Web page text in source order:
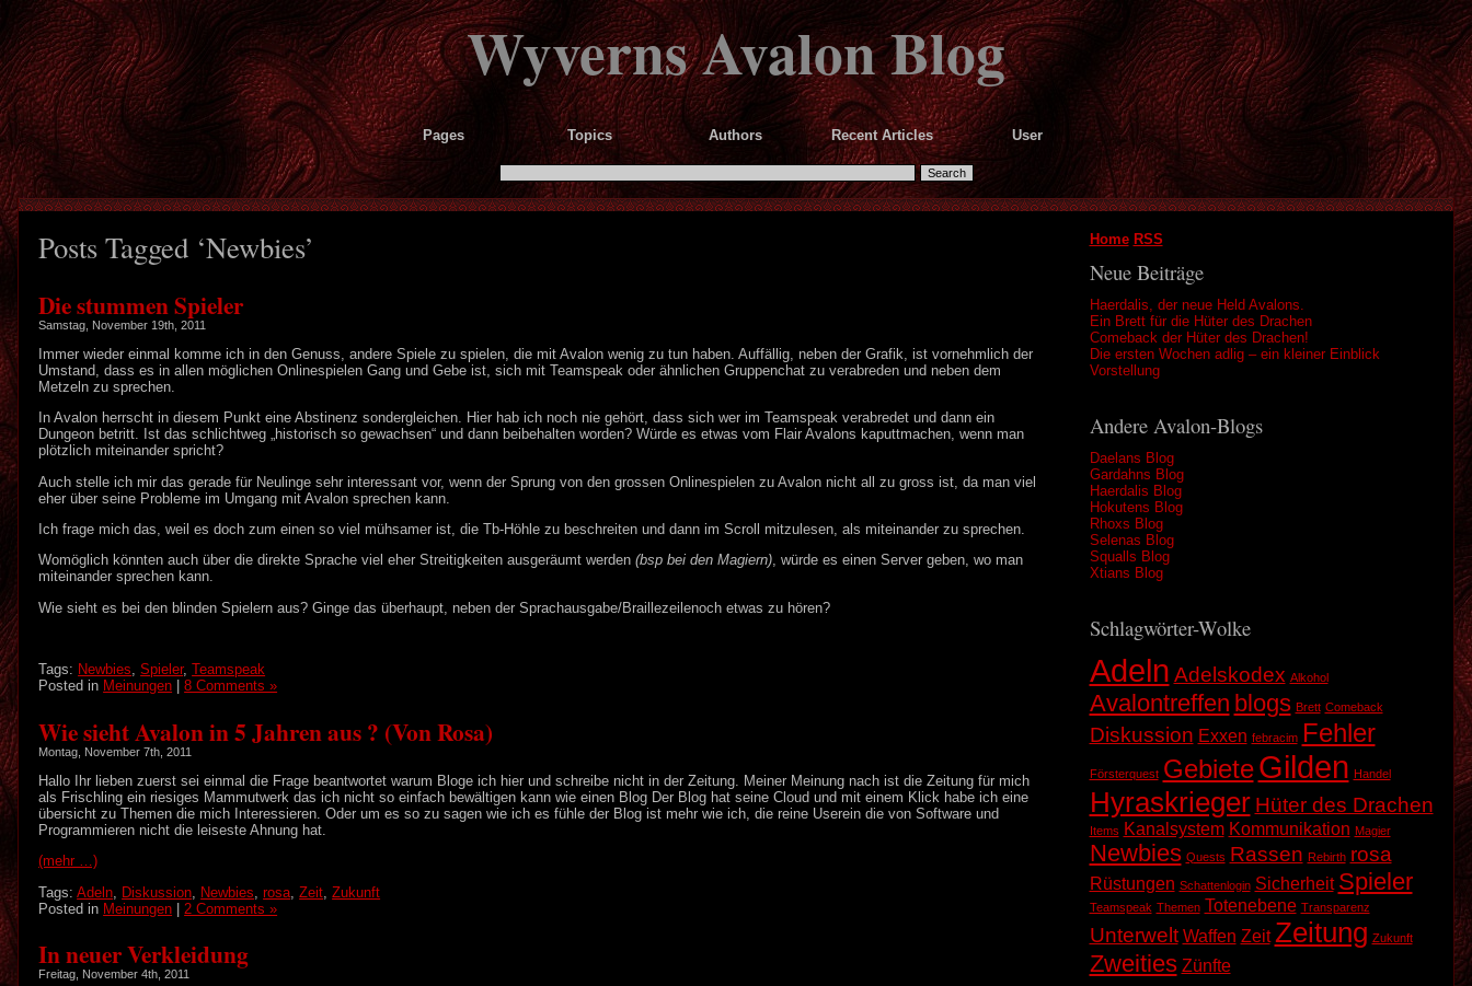
Wyverns Avalon Blog
Pages Topics Authors Recent Articles User
Home RSS
Neue Beiträge
Haerdalis, der neue Held Avalons.
Ein Brett für die Hüter des Drachen
Comeback der Hüter des Drachen!
Die ersten Wochen adlig – ein kleiner Einblick
Vorstellung
Andere Avalon-Blogs
Daelans Blog
Gardahns Blog
Haerdalis Blog
Hokutens Blog
Rhoxs Blog
Selenas Blog
Squalls Blog
Xtians Blog
Schlagwörter-Wolke
Adeln Adelskodex Alkohol
Avalontreffen blogs Brett Comeback
Diskussion Exxen febracim Fehler
Försterquest Gebiete Gilden Handel
Hyraskrieger Hüter des Drachen
Items Kanalsystem Kommunikation Magier
Newbies Quests Rassen Rebirth rosa
Rüstungen Schattenlogin Sicherheit Spieler
Teamspeak Themen Totenebene Transparenz
Unterwelt Waffen Zeit Zeitung Zukunft
Zweities Zünfte
Posts Tagged ‘Newbies’
Die stummen Spieler
Samstag, November 19th, 2011
Immer wieder einmal komme ich in den Genuss, andere Spiele zu spielen, die mit Avalon wenig zu tun haben. Auffällig, neben der Grafik, ist vornehmlich der
Umstand, dass es in allen möglichen Onlinespielen Gang und Gebe ist, sich mit Teamspeak oder ähnlichen Gruppenchat zu verabreden und neben dem
Metzeln zu sprechen.
In Avalon herrscht in diesem Punkt eine Abstinenz sondergleichen. Hier hab ich noch nie gehört, dass sich wer im Teamspeak verabredet und dann ein
Dungeon betritt. Ist das schlichtweg „historisch so gewachsen“ und dann beibehalten worden? Würde es etwas vom Flair Avalons kaputtmachen, wenn man
plötzlich miteinander spricht?
Auch stelle ich mir das gerade für Neulinge sehr interessant vor, wenn der Sprung von den grossen Onlinespielen zu Avalon nicht all zu gross ist, da man viel
eher über seine Probleme im Umgang mit Avalon sprechen kann.
Ich frage mich das, weil es doch zum einen so viel mühsamer ist, die Tb-Höhle zu beschreiten und dann im Scroll mitzulesen, als miteinander zu sprechen.
Womöglich könnten auch über die direkte Sprache viel eher Streitigkeiten ausgeräumt werden(bsp bei den Magiern), würde es einen Server geben, wo man
miteinander sprechen kann.
Wie sieht es bei den blinden Spielern aus? Ginge das überhaupt, neben der Sprachausgabe/Braillezeilenoch etwas zu hören?
Tags: Newbies,Spieler,Teamspeak
Posted in Meinungen |8 Comments »
Wie sieht Avalon in 5 Jahren aus ? (Von Rosa)
Montag, November 7th, 2011
Hallo Ihr lieben zuerst sei einmal die Frage beantwortet warum Bloge ich hier und schreibe nicht in der Zeitung. Meiner Meinung nach ist die Zeitung für mich
als Frischling ein riesiges Mammutwerk das ich nicht so einfach bewältigen kann wie einen Blog Der Blog hat seine Cloud und mit einem Klick habe ich eine
übersicht zu Themen die mich Interessieren. Oder um es so zu sagen wie ich es fühle der Blog ist mehr wie ich, die reine Userein die von Software und
Programmieren nicht die leiseste Ahnung hat.
(mehr …)
Tags:Adeln Diskussion Newbies ,rosa ,Zeit ,Zukunft
Posted in Meinungen | 2 Comments »
In neuer Verkleidung
Freitag, November 4th, 2011